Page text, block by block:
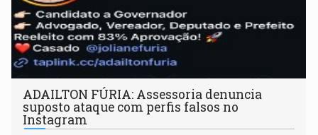
ADAILTON FÚRIA: Assessoria denuncia
suposto ataque com perfis falsos no
Instagram